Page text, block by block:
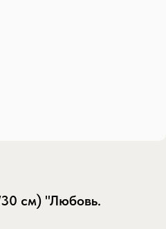
см) "Любовь.